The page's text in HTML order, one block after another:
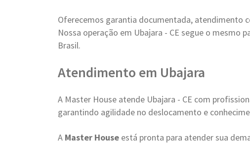
Oferecemos garantia documentada, atendimento
Nossa operação em Ubajara - CE segue o mesmo
Brasil.
Atendimento em Ubajara
A Master House atende Ubajara - CE com
garantindo agilidade no deslocamento e
A Master House está pronta para atender sua